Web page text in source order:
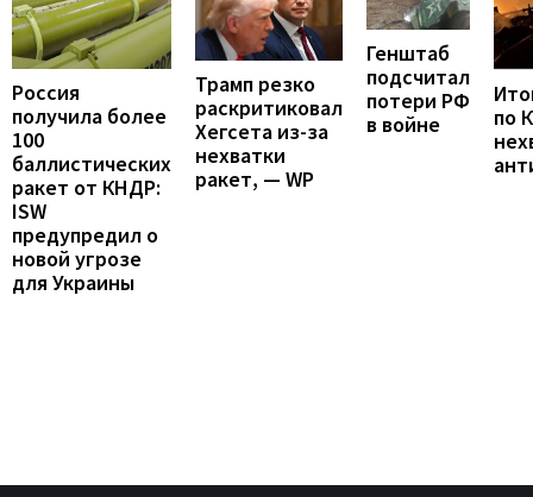
Россия
получила более
100
баллистических
ракет от КНДР:
ISW
предупредил о
новой угрозе
для Украины
Трамп резко
раскритиковал
Хегсета из-за
нехватки
ракет, — WP
Генштаб
подсчитал
потери РФ
в войне
по